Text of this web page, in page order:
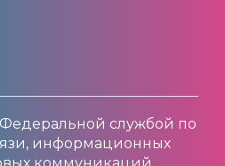
службой по
информационных
коммуникаций